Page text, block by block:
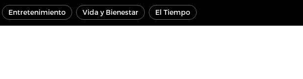
Entretenimiento Vida y Bienestar El Tiempo